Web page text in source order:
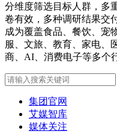
分维度筛选目标人群，多
卷有效，多种调研结果交
成为覆盖食品、餐饮、宠
服、文旅、教育、家电、
商、AI、消费电子等多个
集团官网
艾媒智库
媒体关注